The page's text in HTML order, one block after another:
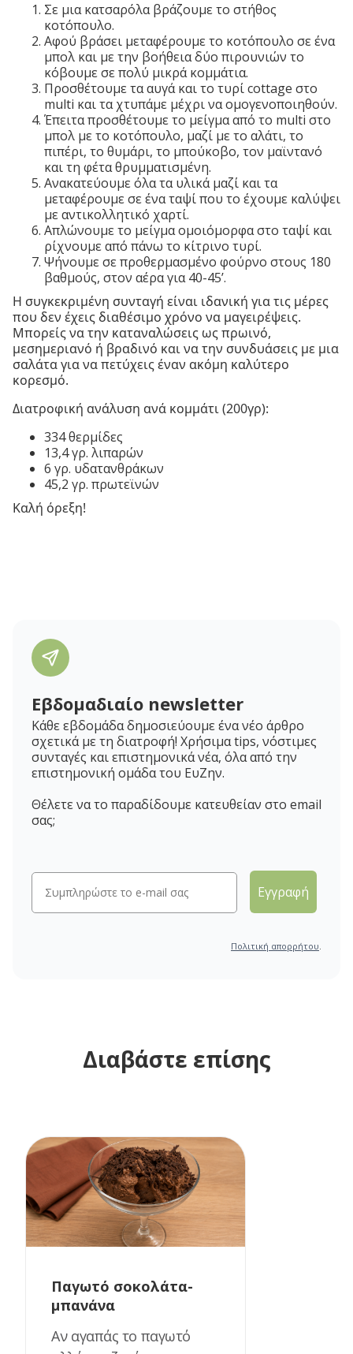
Σε μια κατσαρόλα βράζουμε το στήθος
κοτόπουλο.
Αφού βράσει μεταφέρουμε το κοτόπουλο σε ένα
μπολ και με την βοήθεια δύο πιρουνιών το
κόβουμε σε πολύ μικρά κομμάτια.
Προσθέτουμε τα αυγά και το τυρί cottage στο
multi και τα χτυπάμε μέχρι να ομογενοποιηθούν.
Έπειτα προσθέτουμε το μείγμα από το multi στο
μπολ με το κοτόπουλο, μαζί με το αλάτι, το
πιπέρι, το θυμάρι, το μπούκοβο, τον μαϊντανό
και τη φέτα θρυμματισμένη.
Ανακατεύουμε όλα τα υλικά μαζί και τα
μεταφέρουμε σε ένα ταψί που το έχουμε καλύψει
με αντικολλητικό χαρτί.
Απλώνουμε το μείγμα ομοιόμορφα στο ταψί και
ρίχνουμε από πάνω το κίτρινο τυρί.
Ψήνουμε σε προθερμασμένο φούρνο στους 180
βαθμούς, στον αέρα για 40-45’.
Η συγκεκριμένη συνταγή είναι ιδανική για τις μέρες
που δεν έχεις διαθέσιμο χρόνο να μαγειρέψεις.
Μπορείς να την καταναλώσεις ως πρωινό,
μεσημεριανό ή βραδινό και να την συνδυάσεις με μια
σαλάτα για να πετύχεις έναν ακόμη καλύτερο
κορεσμό.
Διατροφική ανάλυση ανά κομμάτι (200γρ):
334 θερμίδες
13,4 γρ. λιπαρών
6 γρ. υδατανθράκων
45,2 γρ. πρωτεϊνών
Καλή όρεξη!
Εβδομαδιαίο newsletter
Κάθε εβδομάδα δημοσιεύουμε ένα νέο άρθρο
σχετικά με τη διατροφή! Χρήσιμα tips, νόστιμες
συνταγές και επιστημονικά νέα, όλα από την
επιστημονική ομάδα του ΕυΖην.
Θέλετε να το παραδίδουμε κατευθείαν στο email
σας;
Εγγραφή
Πολιτική απορρήτου.
Διαβάστε επίσης
Παγωτό σοκολάτα-
μπανάνα
Αν αγαπάς το παγωτό